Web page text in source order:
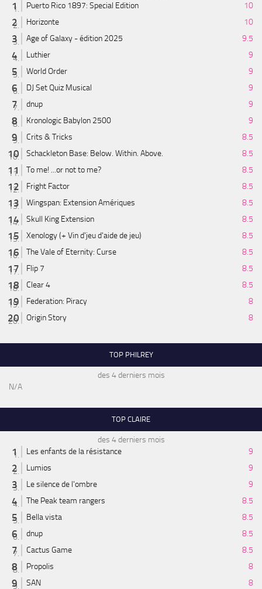
Puerto Rico 1897: Special Edition
10
Horizonte
10
Age of Galaxy - édition 2025
9.5
Luthier
9
World Order
9
DJ Set Quiz Musical
9
dnup
9
Kronologic Babylon 2500
9
Crits & Tricks
8.5
Schackleton Base: Below. Within. Above.
8.5
To me! ...or not to me?
8.5
Fright Factor
8.5
Wingspan: Extension Amériques
8.5
Skull King Extension
8.5
Xenology (+ Vin d'jeu d'aide de jeu)
8.5
The Vale of Eternity: Curse
8.5
Flip 7
8.5
Clear 4
8.5
Federation: Piracy
8
Origin Story
8
TOP PHILREY
des 4 derniers mois
N/A
TOP CLAIRE
des 4 derniers mois
Les enfants de la résistance
9
Lumios
9
Le silence de l'ombre
9
The Peak team rangers
8.5
Bella vista
8.5
dnup
8.5
Cactus Game
8.5
Propolis
8
SAN
8